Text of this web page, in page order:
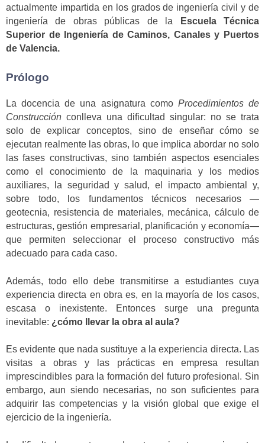
actualmente impartida en los grados de ingeniería civil y de
ingeniería de obras públicas de la
Escuela Técnica
Superior de Ingeniería de Caminos, Canales y Puertos
de Valencia.
Prólogo
La docencia de una asignatura como Procedimientos de
Construcción conlleva una dificultad singular: no se trata
solo de explicar conceptos, sino de enseñar cómo se
ejecutan realmente las obras, lo que implica abordar no solo
las fases constructivas, sino también aspectos esenciales
como el conocimiento de la maquinaria y los medios
auxiliares, la seguridad y salud, el impacto ambiental y,
sobre todo, los fundamentos técnicos necesarios —
geotecnia, resistencia de materiales, mecánica, cálculo de
estructuras, gestión empresarial, planificación y economía—
que permiten seleccionar el proceso constructivo más
adecuado para cada caso.
Además, todo ello debe transmitirse a estudiantes cuya
experiencia directa en obra es, en la mayoría de los casos,
escasa o inexistente. Entonces surge una pregunta
inevitable: ¿cómo llevar la obra al aula?
Es evidente que nada sustituye a la experiencia directa. Las
visitas a obras y las prácticas en empresa resultan
imprescindibles para la formación del futuro profesional. Sin
embargo, aun siendo necesarias, no son suficientes para
adquirir las competencias y la visión global que exige el
ejercicio de la ingeniería.